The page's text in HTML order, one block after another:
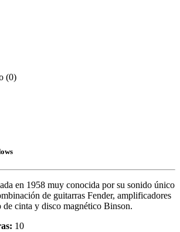
(0)
en 1958 muy conocida por su sonido único
de guitarras Fender, amplificadores
de cinta y disco magnético Binson.
10